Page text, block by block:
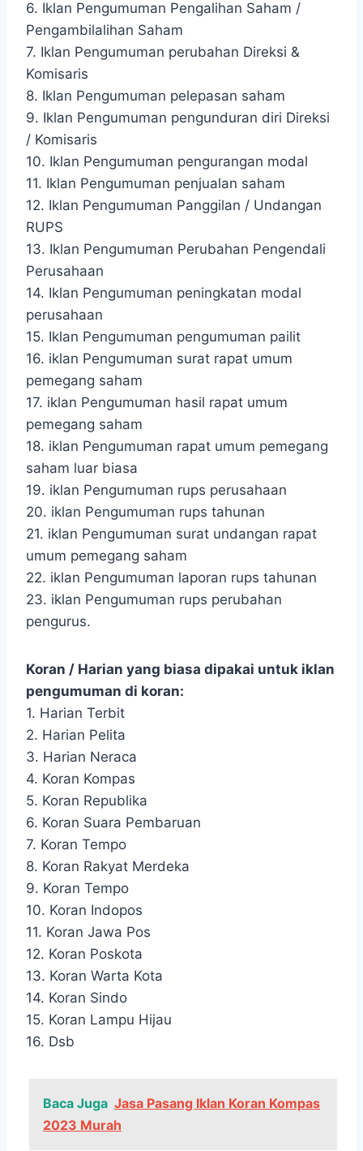
6. Iklan Pengumuman Pengalihan Saham /
Pengambilalihan Saham
7. Iklan Pengumuman perubahan Direksi &
Komisaris
8. Iklan Pengumuman pelepasan saham
9. Iklan Pengumuman pengunduran diri Direksi
/ Komisaris
10. Iklan Pengumuman pengurangan modal
11. Iklan Pengumuman penjualan saham
12. Iklan Pengumuman Panggilan / Undangan
RUPS
13. Iklan Pengumuman Perubahan Pengendali
Perusahaan
14. Iklan Pengumuman peningkatan modal
perusahaan
15. Iklan Pengumuman pengumuman pailit
16. iklan Pengumuman surat rapat umum
pemegang saham
17. iklan Pengumuman hasil rapat umum
pemegang saham
18. iklan Pengumuman rapat umum pemegang
saham luar biasa
19. iklan Pengumuman rups perusahaan
20. iklan Pengumuman rups tahunan
21. iklan Pengumuman surat undangan rapat
umum pemegang saham
22. iklan Pengumuman laporan rups tahunan
23. iklan Pengumuman rups perubahan
pengurus.
Koran / Harian yang biasa dipakai untuk iklan
pengumuman di koran:
1. Harian Terbit
2. Harian Pelita
3. Harian Neraca
4. Koran Kompas
5. Koran Republika
6. Koran Suara Pembaruan
7. Koran Tempo
8. Koran Rakyat Merdeka
9. Koran Tempo
10. Koran Indopos
11. Koran Jawa Pos
12. Koran Poskota
13. Koran Warta Kota
14. Koran Sindo
15. Koran Lampu Hijau
16. Dsb
Baca Juga Jasa Pasang Iklan Koran Kompas
2023 Murah